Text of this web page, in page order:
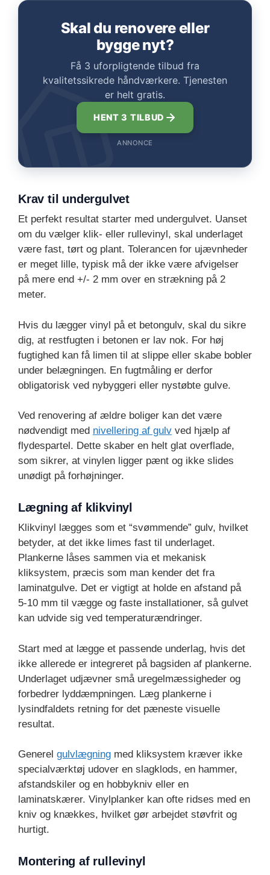
Skal du renovere eller
bygge nyt?
Få 3 uforpligtende tilbud fra
kvalitetssikrede håndværkere. Tjenesten
er helt gratis.
HENT 3 TILBUD
ANNONCE
Krav til undergulvet
Et perfekt resultat starter med undergulvet. Uanset
om du vælger klik- eller rullevinyl, skal underlaget
være fast, tørt og plant. Tolerancen for ujævnheder
er meget lille, typisk må der ikke være afvigelser
på mere end +/- 2 mm over en strækning på 2
meter.
Hvis du lægger vinyl på et betongulv, skal du sikre
dig, at restfugten i betonen er lav nok. For høj
fugtighed kan få limen til at slippe eller skabe bobler
under belægningen. En fugtmåling er derfor
obligatorisk ved nybyggeri eller nystøbte gulve.
Ved renovering af ældre boliger kan det være
nødvendigt med nivellering af gulv ved hjælp af
flydespartel. Dette skaber en helt glat overflade,
som sikrer, at vinylen ligger pænt og ikke slides
unødigt på forhøjninger.
Lægning af klikvinyl
Klikvinyl lægges som et “svømmende” gulv, hvilket
betyder, at det ikke limes fast til underlaget.
Plankerne låses sammen via et mekanisk
kliksystem, præcis som man kender det fra
laminatgulve. Det er vigtigt at holde en afstand på
5-10 mm til vægge og faste installationer, så gulvet
kan udvide sig ved temperaturændringer.
Start med at lægge et passende underlag, hvis det
ikke allerede er integreret på bagsiden af plankerne.
Underlaget udjævner små uregelmæssigheder og
forbedrer lyddæmpningen. Læg plankerne i
lysindfaldets retning for det pæneste visuelle
resultat.
Generel gulvlægning med kliksystem kræver ikke
specialværktøj udover en slagklods, en hammer,
afstandskiler og en hobbykniv eller en
laminatskærer. Vinylplanker kan ofte ridses med en
kniv og knækkes, hvilket gør arbejdet støvfrit og
hurtigt.
Montering af rullevinyl